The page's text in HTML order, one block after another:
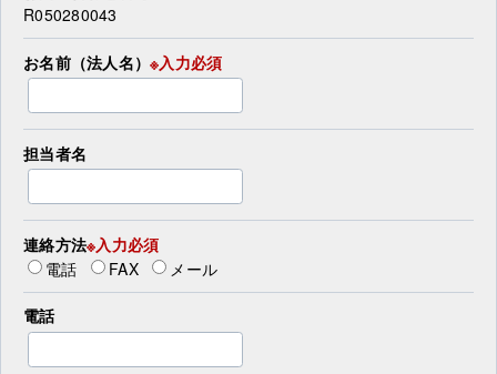
R050280043
お名前（法人名） ※入力必須
担当者名
連絡方法※入力必須
電話
FAX メール
電話